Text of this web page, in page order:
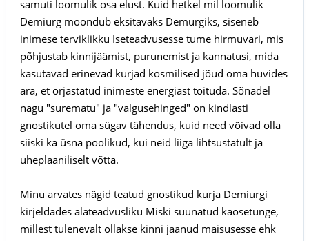
samuti loomulik osa elust. Kuid hetkel mil loomulik
Demiurg moondub eksitavaks Demurgiks, siseneb
inimese terviklikku Iseteadvusesse tume hirmuvari, mis
põhjustab kinnijäämist, purunemist ja kannatusi, mida
kasutavad erinevad kurjad kosmilised jõud oma huvides
ära, et orjastatud inimeste energiast toituda. Sõnadel
nagu "surematu" ja "valgusehinged" on kindlasti
gnostikutel oma sügav tähendus, kuid need võivad olla
siiski ka üsna poolikud, kui neid liiga lihtsustatult ja
üheplaaniliselt võtta.
Minu arvates nägid teatud gnostikud kurja Demiurgi
kirjeldades alateadvusliku Miski suunatud kaosetunge,
millest tulenevalt ollakse kinni jäänud maisusesse ehk